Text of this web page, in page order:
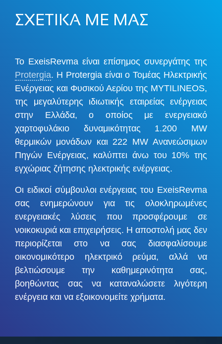
ΣΧΕΤΙΚΑ ΜΕ ΜΑΣ
Το ExeisRevma είναι επίσημος συνεργάτης της
Protergia. Η Protergia είναι ο Τομέας Ηλεκτρικής
Ενέργειας και Φυσικού Αερίου της MYTILINEOS,
της μεγαλύτερης ιδιωτικής εταιρείας ενέργειας
στην Ελλάδα, ο οποίος με ενεργειακό
χαρτοφυλάκιο δυναμικότητας 1.200 MW
θερμικών μονάδων και 222 MW Ανανεώσιμων
Πηγών Ενέργειας, καλύπτει άνω του 10% της
εγχώριας ζήτησης ηλεκτρικής ενέργειας.
Οι ειδικοί σύμβουλοι ενέργειας του ExeisRevma
σας ενημερώνουν για τις ολοκληρωμένες
ενεργειακές λύσεις που προσφέρουμε σε
νοικοκυριά και επιχειρήσεις. Η αποστολή μας δεν
περιορίζεται στο να σας διασφαλίσουμε
οικονομικότερο ηλεκτρικό ρεύμα, αλλά να
βελτιώσουμε την καθημερινότητα σας,
βοηθώντας σας να καταναλώσετε λιγότερη
ενέργεια και να εξοικονομείτε χρήματα.